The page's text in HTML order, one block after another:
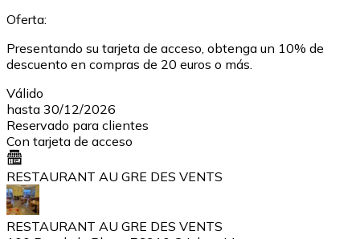
Oferta:
Presentando su tarjeta de acceso, obtenga un 10% de
descuento en compras de 20 euros o más.
Válido
hasta 30/12/2026
Reservado para clientes
Con tarjeta de acceso
RESTAURANT AU GRE DES VENTS
RESTAURANT AU GRE DES VENTS